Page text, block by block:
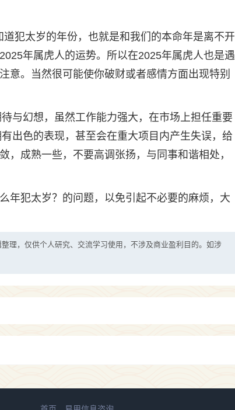
犯太岁的年份，也就是和我们的本命年是离不开
年属虎人的运势。所以在2025年属虎人也是遇
意。当然很可能使你破财或者感情方面出现特别
与幻想，虽然工作能力强大，在市场上担任重要
出色的表现，甚至会在重大项目内产生失误，给
成熟一些，不要高调张扬，与同事和谐相处，
年犯太岁？的问题，以免引起不必要的麻烦，大
理，仅供个人研究、交流学习使用，不涉及商业盈利目的。如涉